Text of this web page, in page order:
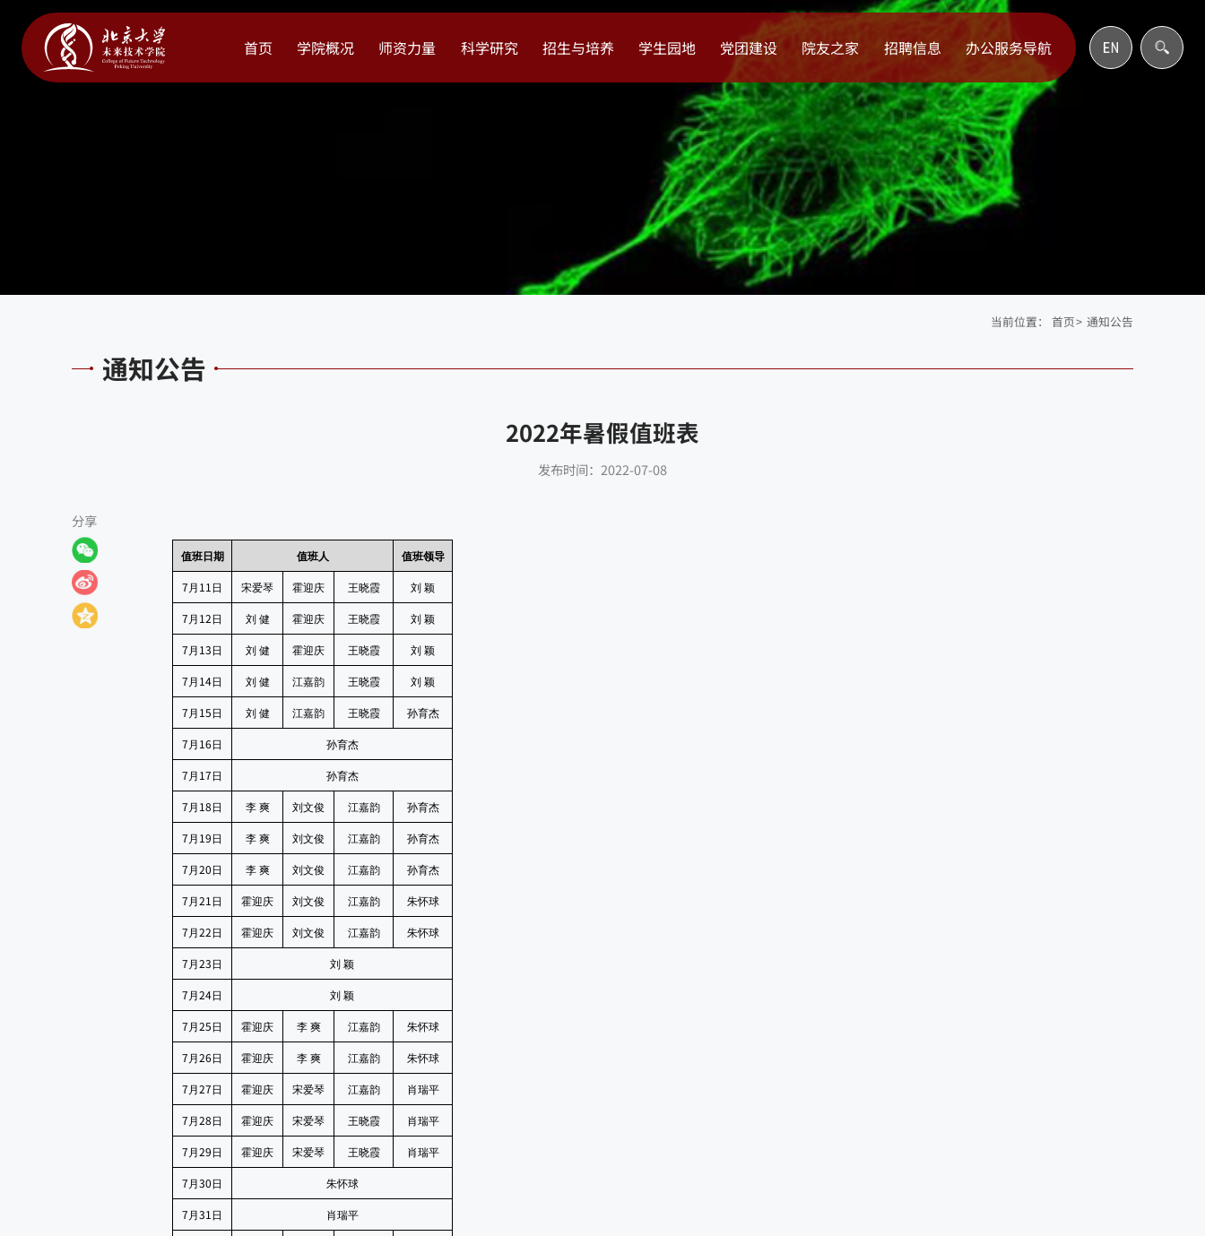
首页 学院概况 师资力量 科学研究 招生与培养 学生园地 党团建设 院友之家 招聘信息 办公服务导航
当前位置： 首页> 通知公告
通知公告
2022年暑假值班表
发布时间：2022-07-08
值班日期 值班人 值班领导
7 月 11 日 宋爱琴 霍迎庆 王晓霞 刘 颖
7 月 12 日 刘 健 霍迎庆 王晓霞 刘 颖
7 月 13 日 刘 健 霍迎庆 王晓霞 刘 颖
7 月 14日 刘 健 江嘉韵 王晓霞 刘 颖
7 月 15 日 刘 健 江嘉韵 王晓霞 孙育杰
7 月 16日 孙育杰
7 月 17 日 孙育杰
7 月 18 日 李 爽 刘文俊 江嘉韵 孙育杰
7 月 19 日 李 爽 刘文俊 江嘉韵 孙育杰
7 月 20 日 李 爽 刘文俊 江嘉韵 孙育杰
7 月 21 日 霍迎庆 刘文俊 江嘉韵 朱怀球
7 月 22 日 霍迎庆 刘文俊 江嘉韵 朱怀球
7 月 23 日 刘 颖
7 月 24日 刘 颖
7 月 25 日 霍迎庆 李 爽 江嘉韵 朱怀球
7 月 26日 霍迎庆 李 爽 江嘉韵 朱怀球
7 月 27 日 霍迎庆 宋爱琴 江嘉韵 肖瑞平
7 月 28 日 霍迎庆 宋爱琴 王晓霞 肖瑞平
7 月 29 日 霍迎庆 宋爱琴 王晓霞 肖瑞平
7 月 30 日 朱怀球
7 月 31 日 肖瑞平
分享